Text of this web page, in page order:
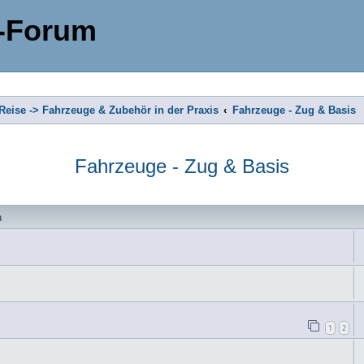
-> Fahrzeuge & Zubehör in der Praxis
Fahrzeuge - Zug & Basis
Fahrzeuge - Zug & Basis
1 2